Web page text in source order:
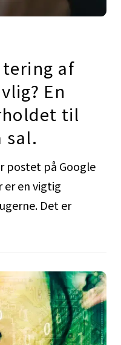
af
En
til
sal.
postet på Google
er en vigtig
Det er